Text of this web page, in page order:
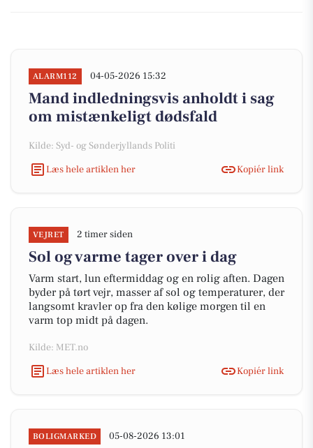
ALARM112 04-05-2026 15:32
Mand indledningsvis anholdt i sag
om mistænkeligt dødsfald
Kilde: Syd- og Sønderjyllands Politi
Læs hele artiklen her
Kopiér link
VEJRET 2 timer siden
Sol og varme tager over i dag
Varm start, lun eftermiddag og en rolig aften. Dagen
byder på tørt vejr, masser af sol og temperaturer, der
langsomt kravler op fra den kølige morgen til en
varm top midt på dagen.
Kilde: MET.no
Læs hele artiklen her
Kopiér link
BOLIGMARKED 05-08-2026 13:01